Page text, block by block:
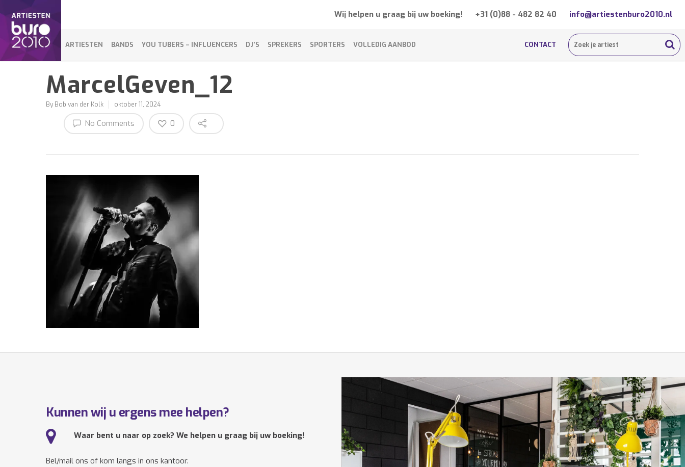
Wij helpen u graag bij uw boeking! +31 (0)88 - 482 82 40 info@artiestenburo2010.nl
ARTIESTEN BANDS YOU TUBERS – INFLUENCERS DJ’S SPREKERS SPORTERS VOLLEDIG AANBOD CONTACT
MarcelGeven_12
By Bob van der Kolk oktober 11, 2024
No Comments 0
Kunnen wij u ergens mee helpen?
Waar bent u naar op zoek? We helpen u graag bij uw boeking!
Bel/mail ons of kom langs in ons kantoor.